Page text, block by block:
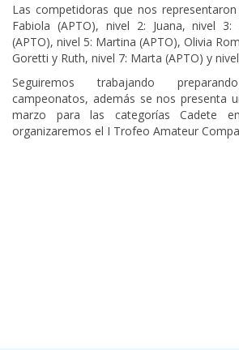
Las competidoras que nos
Fabiola (APTO), nivel 2: Juana, nivel
(APTO), nivel 5: Martina (APTO), Olivia
Goretti y Ruth, nivel 7: Marta (APTO) y
Seguiremos trabajando
campeonatos, además se nos presenta
marzo para las categorías Cadete
organizaremos el I Trofeo Amateur